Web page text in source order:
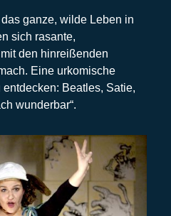
ganze, wilde Leben in
sich rasante,
den hinreißenden
Eine urkomische
Beatles, Satie,
wunderbar“.